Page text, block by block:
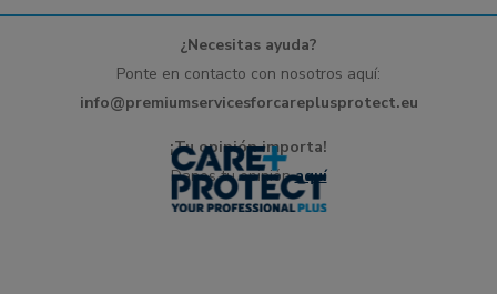
¿Necesitas ayuda?
Ponte en contacto con nosotros aquí:
info@premiumservicesforcareplusprotect.eu
¡Tu opinión importa!
Danos tu opiniónaquí